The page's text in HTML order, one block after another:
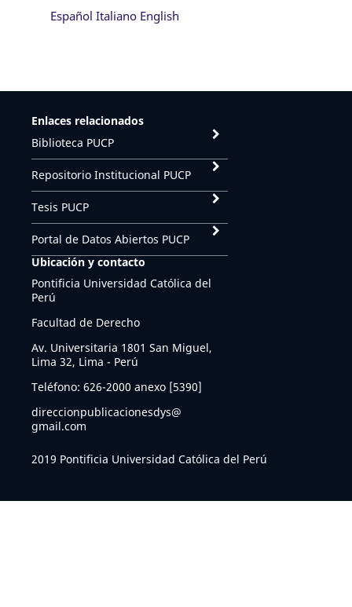
Español Italiano English
Enlaces relacionados
Biblioteca PUCP
Repositorio Institucional PUCP
Tesis PUCP
Portal de Datos Abiertos PUCP
Ubicación y contacto
Pontificia Universidad Católica del
Perú
Facultad de Derecho
Av. Universitaria 1801 San Miguel,
Lima 32, Lima - Perú
Teléfono: 626-2000 anexo [5390]
direccionpublicacionesdys@
gmail.com
2019 Pontificia Universidad Católica del Perú